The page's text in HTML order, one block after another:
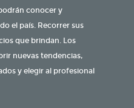
conocer y
el país. Recorrer sus
que brindan. Los
nuevas tendencias,
y elegir al profesional